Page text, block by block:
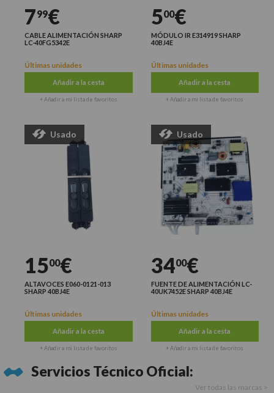
799€
CABLE ALIMENTACIÓN SHARP
LC-40FG5342E
Últimas unidades
Añadir a la cesta
+ Añadir a mi lista de favoritos
500€
MÓDULO IR E314919 SHARP
40BJ4E
Últimas unidades
Añadir a la cesta
+ Añadir a mi lista de favoritos
Usado
1500€
ALTAVOCES E060-0121-013
SHARP 40BJ4E
Últimas unidades
Añadir a la cesta
+ Añadir a mi lista de favoritos
Usado
3400€
FUENTE DE ALIMENTACIÓN LC-
40UK7452E SHARP 40BJ4E
Últimas unidades
Añadir a la cesta
+ Añadir a mi lista de favoritos
Servicios Técnico Oficial:
Ver todas las marcas >